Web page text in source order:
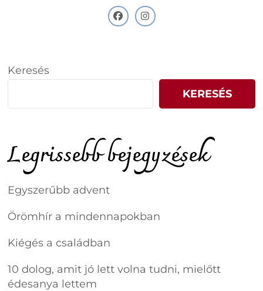
Keresés
KERESÉS
Legrissebb bejegyzések
Egyszerűbb advent
Örömhír a mindennapokban
Kiégés a családban
10 dolog, amit jó lett volna tudni, mielőtt
édesanya lettem